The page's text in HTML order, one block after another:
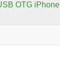
OTG iPhone